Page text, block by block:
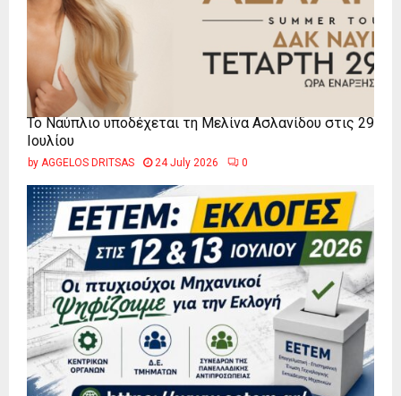
Το Ναύπλιο υποδέχεται τη Μελίνα Ασλανίδου στις 29
Ιουλίου
by AGGELOS DRITSAS 24 July 2026 0